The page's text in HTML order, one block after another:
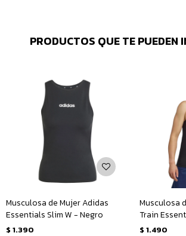
PRODUCTOS QUE TE PUEDEN
Musculosa de Mujer Adidas
Essentials Slim W - Negro
$ 1.390
Musculosa
Train
Negro -
$ 1.490